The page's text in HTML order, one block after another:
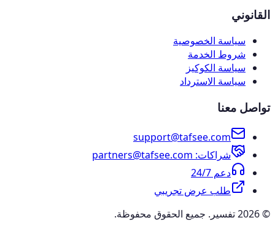
القانوني
سياسة الخصوصية
شروط الخدمة
سياسة الكوكيز
سياسة الاسترداد
تواصل معنا
support@tafsee.com
شراكات: partners@tafsee.com
دعم 24/7
طلب عرض تجريبي
© 2026 تفسير. جميع الحقوق محفوظة.